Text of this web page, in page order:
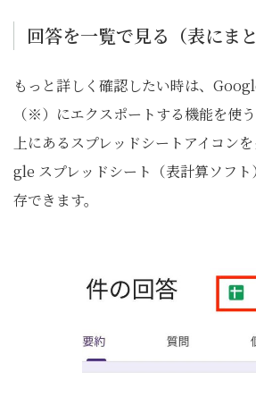
回答を一覧で見る（表にまと
もっと詳しく確認したい時は、
（※）にエクスポートする機能を使
上にあるスプレッドシートアイコン
gle スプレッドシート（表計算ソフ
存できます。